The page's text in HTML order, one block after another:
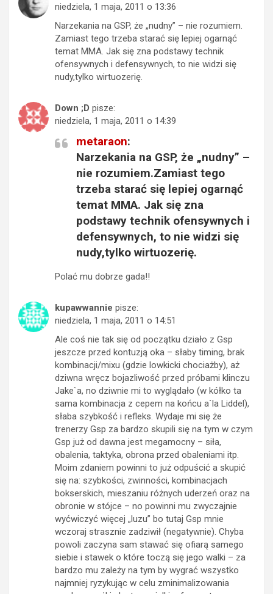
niedziela, 1 maja, 2011 o 13:36
Narzekania na GSP, że „nudny” – nie rozumiem.
Zamiast tego trzeba starać się lepiej ogarnąć
temat MMA. Jak się zna podstawy technik
ofensywnych i defensywnych, to nie widzi się
nudy,tylko wirtuozerię.
Down ;D pisze:
niedziela, 1 maja, 2011 o 14:39
metaraon:
Narzekania na GSP, że „nudny” –
nie rozumiem.Zamiast tego
trzeba starać się lepiej ogarnąć
temat MMA. Jak się zna
podstawy technik ofensywnych i
defensywnych, to nie widzi się
nudy,tylko wirtuozerię.
Polać mu dobrze gada!!
kupawwannie pisze:
niedziela, 1 maja, 2011 o 14:51
Ale coś nie tak się od początku działo z Gsp
jeszcze przed kontuzją oka – słaby timing, brak
kombinacji/mixu (gdzie lowkicki chociażby), aż
dziwna wręcz bojazliwość przed próbami klinczu
Jake`a, no dziwnie mi to wyglądało (w kółko ta
sama kombinacja z cepem na końcu a`la Liddel),
słaba szybkość i refleks. Wydaje mi się że
trenerzy Gsp za bardzo skupili się na tym w czym
Gsp już od dawna jest megamocny – siła,
obalenia, taktyka, obrona przed obaleniami itp.
Moim zdaniem powinni to już odpuścić a skupić
się na: szybkości, zwinności, kombinacjach
bokserskich, mieszaniu różnych uderzeń oraz na
obronie w stójce – no powinni mu zwyczajnie
wyćwiczyć więcej „luzu” bo tutaj Gsp mnie
wczoraj strasznie zadziwił (negatywnie). Chyba
powoli zaczyna sam stawać się ofiarą samego
siebie i stawek o które toczą się jego walki – za
bardzo mu zależy na tym by wygrać wszystko
najmniej ryzykując w celu zminimalizowania